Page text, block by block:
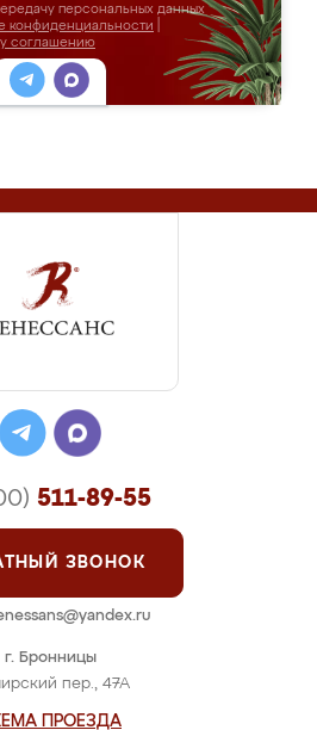
персональных данных
конфиденциальности
соглашению
г. Бронницы
пер., 47А
ПРОЕЗДА
511-89-55
ЗВОНОК